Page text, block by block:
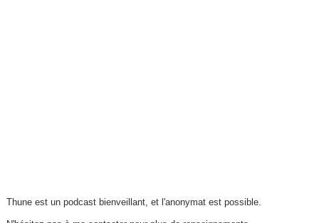
Thune est un podcast bienveillant, et l'anonymat est possible.